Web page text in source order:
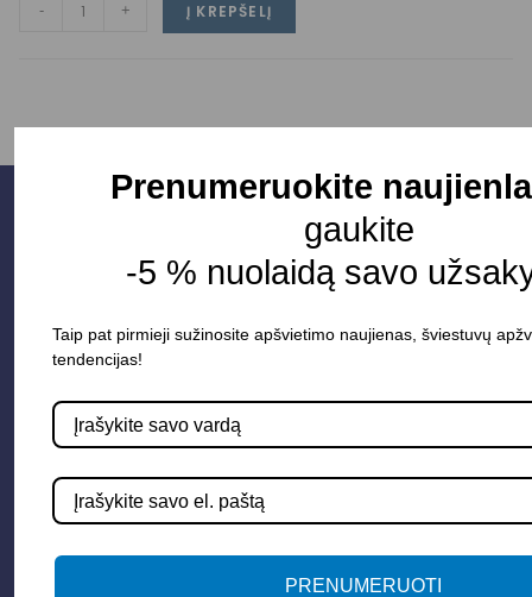
- + Į KREPŠELĮ
Parduotuvė
Apšvietimo sistemos
Elektros instaliacija
Prenumeruokite
gaukite
-5 % nuolaidą savo
Taip pat pirmieji sužinosite apšvietimo naujienas, šviestuvų
tendencijas!
PRENUMERUOTI